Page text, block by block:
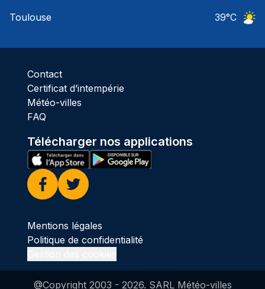
Toulouse
39°C
Contact
Certificat d’intempérie
Météo-villes
FAQ
Télécharger nos applications
Facebook
Twitter
Mentions légales
Politique de confidentialité
@Copyright 2003 - 2026. SARL Météo-villes